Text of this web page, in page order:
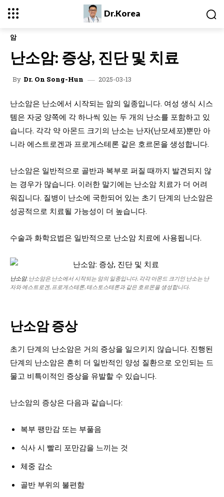
Dr.Korea
암
난소암: 증상, 진단 및 치료
By Dr. On Song-Hun 2025-03-13
난소암은 난소에서 시작되는 암의 일종입니다. 여성 생식 시스
템은 자궁 양쪽에 각 하나씩 있는 두 개의 난소를 포함하고 있
습니다. 각각 약 아몬드 크기의 난소는 난자(난모세포)뿐만 아
니라 에스트로겐과 프로게스테론 같은 호르몬을 생성합니다.
난소암은 일반적으로 골반과 복부로 퍼질 때까지 발견되지 않
는 경우가 많습니다. 이러한 말기에는 난소암 치료가 더 어려
워집니다. 질병이 난소에 국한되어 있는 초기 단계의 난소암은
성공적으로 치료될 가능성이 더 높습니다.
수술과 화학요법은 일반적으로 난소암 치료에 사용됩니다.
난소암. 난소암은 난소에서 시작되는 암의 일종입니다. 각각 아몬드 크기인 난소는 난
자와 에스트로겐, 프로게스테론, 테스토스테론과 같은 호르몬을 생성합니다.
난소암 증상
초기 단계의 난소암은 거의 증상을 일으키지 않습니다. 진행된
단계의 난소암은 흔히 더 일반적인 양성 질환으로 오인되는 드
물고 비특이적인 증상을 유발할 수 있습니다.
난소암의 증상은 다음과 같습니다:
복부 팽만감 또는 부풀음
식사 시 빨리 포만감을 느끼는 것
체중 감소
골반 부위의 불편함